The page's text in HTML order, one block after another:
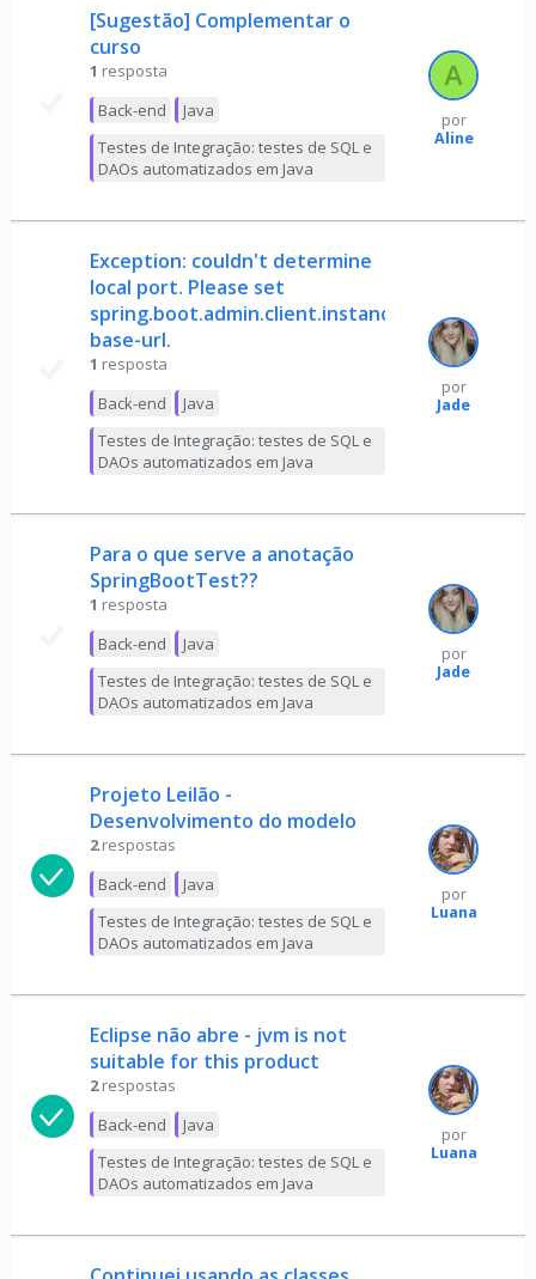
[Sugestão] Complementar o
curso
1 resposta
Back-end
Java
Testes de Integração: testes de SQL e
DAOs automatizados em Java
por
Aline
Exception: couldn't determine
local port. Please set
spring.boot.admin.client.instance.service-
base-url.
1 resposta
Back-end
Java
Testes de Integração: testes de SQL e
DAOs automatizados em Java
por
Jade
Para o que serve a anotação
SpringBootTest??
1 resposta
Back-end
Java
Testes de Integração: testes de SQL e
DAOs automatizados em Java
por
Jade
Projeto Leilão -
Desenvolvimento do modelo
2 respostas
Back-end
Java
Testes de Integração: testes de SQL e
DAOs automatizados em Java
por
Luana
Eclipse não abre - jvm is not
suitable for this product
2 respostas
Back-end
Java
Testes de Integração: testes de SQL e
DAOs automatizados em Java
por
Luana